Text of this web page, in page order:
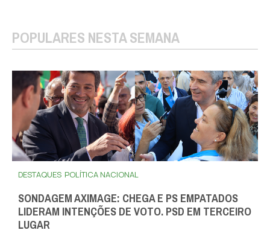
POPULARES NESTA SEMANA
DESTAQUES POLÍTICA NACIONAL
SONDAGEM AXIMAGE: CHEGA E PS EMPATADOS
LIDERAM INTENÇÕES DE VOTO. PSD EM TERCEIRO
LUGAR